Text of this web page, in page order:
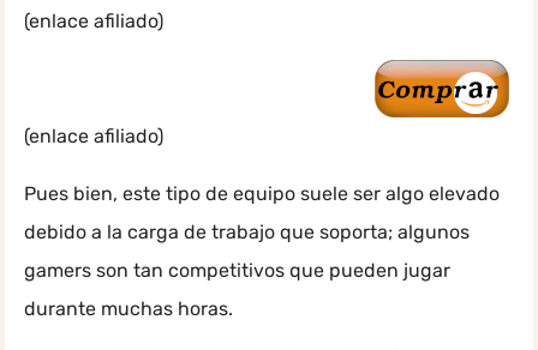
(enlace afiliado)
(enlace afiliado)
Pues bien, este tipo de equipo suele ser algo elevado
debido a la carga de trabajo que soporta; algunos
gamers son tan competitivos que pueden jugar
durante muchas horas.